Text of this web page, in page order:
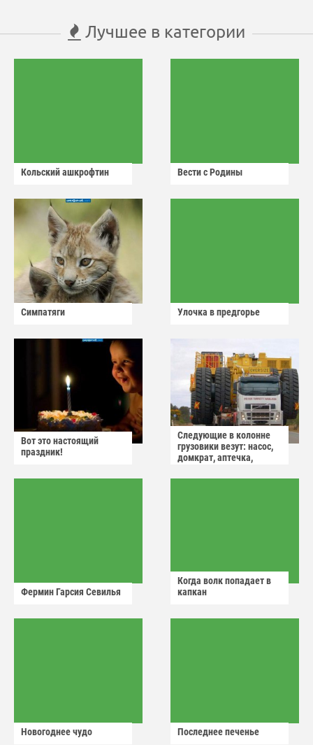
Лучшее в категории
Кольский ашкрофтин Вести с Родины
Симпатяги Улочка в предгорье
Вот это настоящий
праздник!
Следующие в колонне
грузовики везут: насос,
домкрат, аптечка,
Фермин Гарсия Севилья
Когда волк попадает в
капкан
Новогоднее чудо Последнее печенье